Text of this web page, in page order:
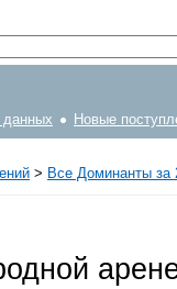
данных Новые
> Все Доминанты за